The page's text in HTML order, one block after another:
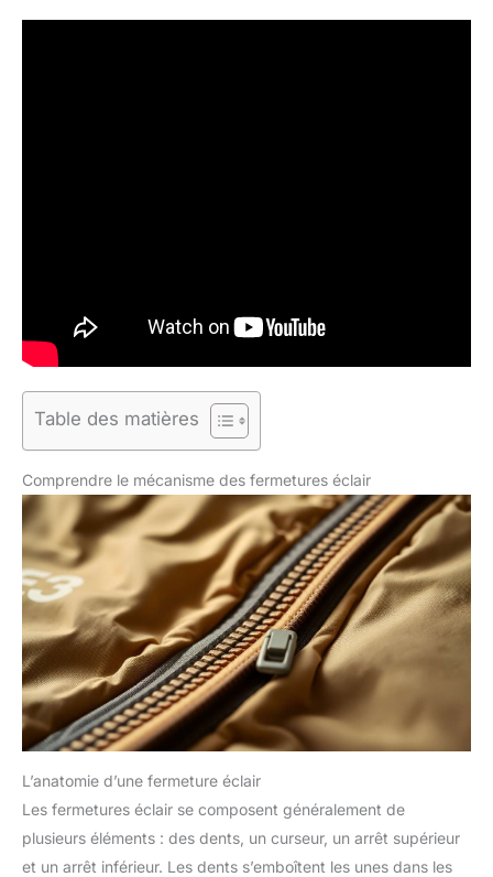
Table des matières
Comprendre le mécanisme des fermetures éclair
L’anatomie d’une fermeture éclair
Les fermetures éclair se composent généralement de
plusieurs éléments : des dents, un curseur, un arrêt supérieur
et un arrêt inférieur. Les dents s’emboîtent les unes dans les